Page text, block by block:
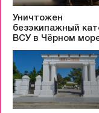
Уничтожен
безэкипажный
ВСУ в Чёрном